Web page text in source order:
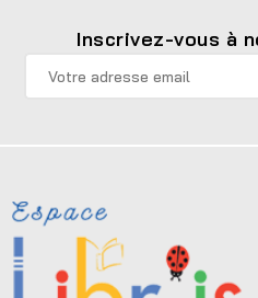
Inscrivez-vous à